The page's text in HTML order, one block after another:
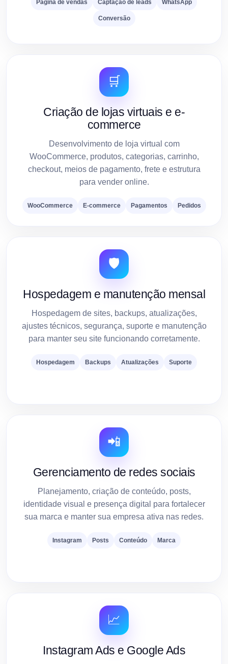
Página de vendas Captação de leads WhatsApp
Conversão
🛒
Criação de lojas virtuais e e-
commerce
Desenvolvimento de loja virtual com
WooCommerce, produtos, categorias, carrinho,
checkout, meios de pagamento, frete e estrutura
para vender online.
WooCommerce E-commerce Pagamentos Pedidos
🛡️
Hospedagem e manutenção mensal
Hospedagem de sites, backups, atualizações,
ajustes técnicos, segurança, suporte e manutenção
para manter seu site funcionando corretamente.
Hospedagem Backups Atualizações Suporte
📲
Gerenciamento de redes sociais
Planejamento, criação de conteúdo, posts,
identidade visual e presença digital para fortalecer
sua marca e manter sua empresa ativa nas redes.
Instagram Posts Conteúdo Marca
📈
Instagram Ads e Google Ads